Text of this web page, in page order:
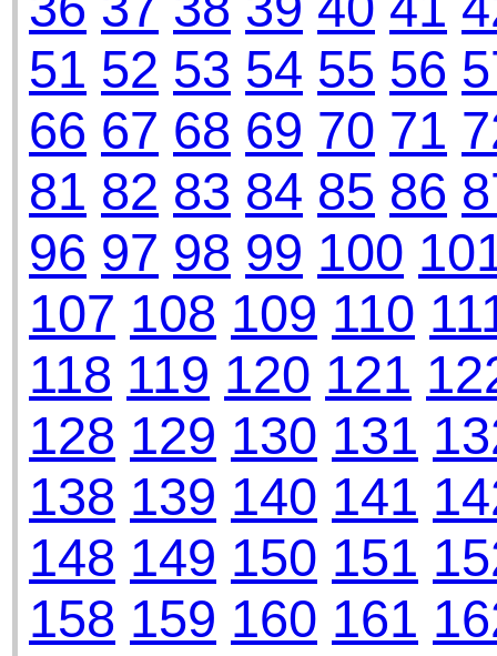
51 52 53 54 55 56
66 67 68 69 70 71
81 82 83 84 85 86
96 97 98 99 100
107 108 109 110
118 119 120 121
128 129 130 131
138 139 140 141
148 149 150 151
158 159 160 161